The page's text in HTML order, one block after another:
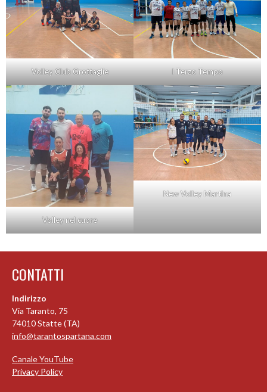
Volley Club Grottaglie I Terzo Tempo
Volley nel cuore
New Volley Martina
CONTATTI
Indirizzo
Via Taranto, 75
74010 Statte (TA)
info@tarantospartana.com
Canale YouTube
Privacy Policy